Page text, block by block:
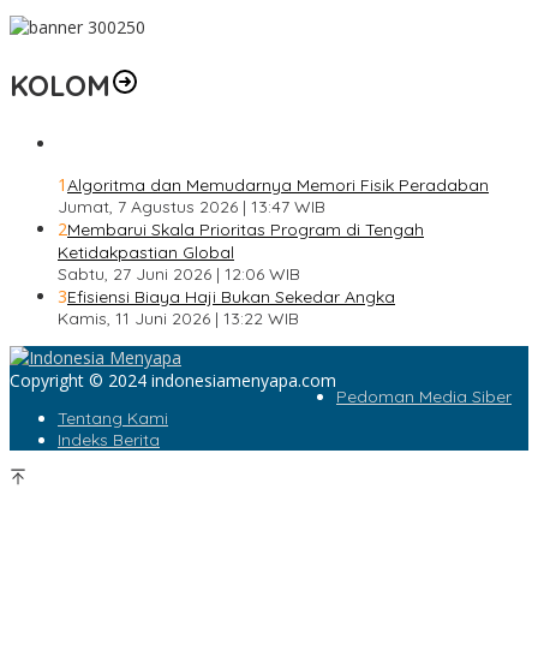
KOLOM
1Algoritma dan Memudarnya Memori Fisik Peradaban
Jumat, 7 Agustus 2026 | 13:47 WIB
2Membarui Skala Prioritas Program di Tengah
Ketidakpastian Global
Sabtu, 27 Juni 2026 | 12:06 WIB
3Efisiensi Biaya Haji Bukan Sekedar Angka
Kamis, 11 Juni 2026 | 13:22 WIB
Copyright © 2024 indonesiamenyapa.com
Pedoman Media Siber
Tentang Kami
Indeks Berita